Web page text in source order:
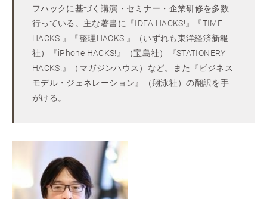
フハックに基づく講演・セミナー・企業研修を多数
行っている。主な著書に『IDEA HACKS!』『TIME
HACKS!』『整理HACKS!』（いずれも東洋経済新報
社）『iPhone HACKS!』（宝島社）『STATIONERY
HACKS!』（マガジンハウス）など。また『ビジネス
モデル・ジェネレーション』（翔泳社）の翻訳を手
がける。